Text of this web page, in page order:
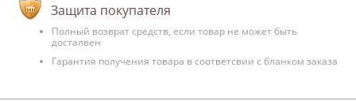
Защита покупателя
Полный возврат средств, если товар не может быть
досталвен
Гарантия получения товара в соответсвии с бланком заказа